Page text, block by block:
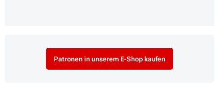
Patronen in unserem E-Shop kaufen